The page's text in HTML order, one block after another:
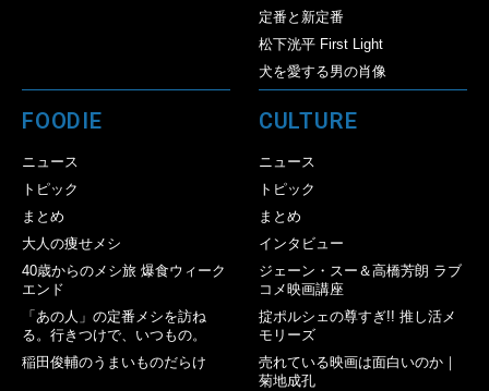
定番と新定番
松下洸平 First Light
犬を愛する男の肖像
FOODIE
ニュース
トピック
まとめ
大人の痩せメシ
40歳からのメシ旅 爆食ウィーク
エンド
「あの人」の定番メシを訪ね
る。行きつけで、いつもの。
稲田俊輔のうまいものだらけ
CULTURE
ニュース
トピック
まとめ
インタビュー
ジェーン・スー＆高橋芳朗 ラブ
コメ映画講座
掟ポルシェの尊すぎ!! 推し活メ
モリーズ
売れている映画は面白いのか｜
菊地成孔